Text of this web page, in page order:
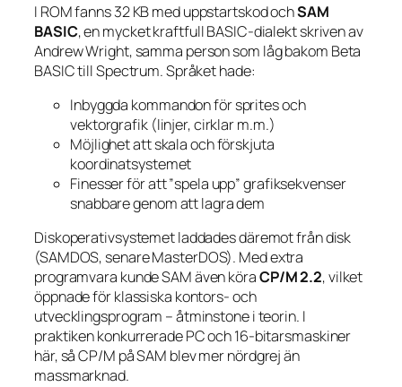
I ROM fanns 32 KB med uppstarts­kod ochSAM
BASIC, en mycket kraftfull BASIC-dialekt skriven av
Andrew Wright, samma person som låg bakom Beta
BASIC till Spectrum. Språket hade:
Inbyggda kommandon för sprites och
vektorgrafik (linjer, cirklar m.m.)
Möjlighet att skala och förskjuta
koordinatsystemet
Finesser för att ”spela upp” grafiksekvenser
snabbare genom att lagra dem
Diskoperativsystemet laddades däremot från disk
(SAMDOS, senare MasterDOS). Med extra
programvara kunde SAM även köraCP/M 2.2, vilket
öppnade för klassiska kontors- och
utvecklingsprogram – åtminstone i teorin. I
praktiken konkurrerade PC och 16-bitarsmaskiner
här, så CP/M på SAM blev mer nördgrej än
massmarknad.